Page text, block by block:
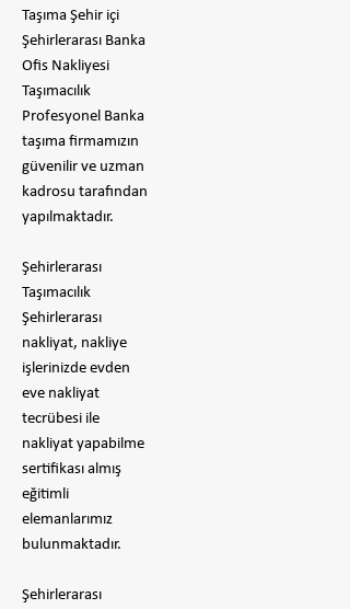
Taşıma Şehir içi
Şehirlerarası Banka
Ofis Nakliyesi
Taşımacılık
Profesyonel Banka
taşıma firmamızın
güvenilir ve uzman
kadrosu tarafından
yapılmaktadır.
Şehirlerarası
Taşımacılık
Şehirlerarası
nakliyat, nakliye
işlerinizde evden
eve nakliyat
tecrübesi ile
nakliyat yapabilme
sertifikası almış
eğitimli
elemanlarımız
bulunmaktadır.
Şehirlerarası